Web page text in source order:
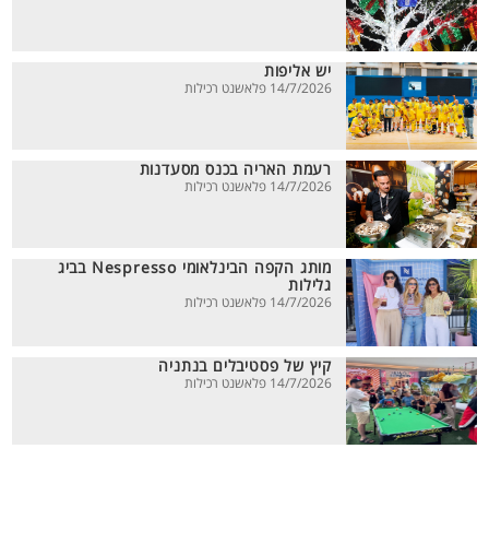
יש אליפות
14/7/2026 פלאשנט רכילות
רעמת האריה בכנס מסעדנות
14/7/2026 פלאשנט רכילות
מותג הקפה הבינלאומי Nespresso בביג
גלילות
14/7/2026 פלאשנט רכילות
קיץ של פסטיבלים בנתניה
14/7/2026 פלאשנט רכילות